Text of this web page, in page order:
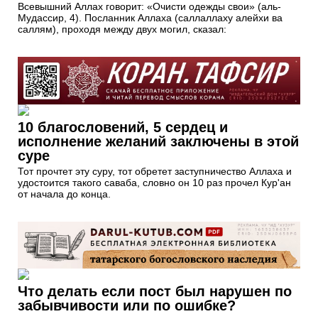
Всевышний Аллах говорит: «Очисти одежды свои» (аль-
Мудассир, 4). Посланник Аллаха (саллаллаху алейхи ва
саллям), проходя между двух могил, сказал:
10 благословений, 5 сердец и
исполнение желаний заключены в этой
суре
Тот прочтет эту суру, тот обретет заступничество Аллаха и
удостоится такого саваба, словно он 10 раз прочел Кур'ан
от начала до конца.
Что делать если пост был нарушен по
забывчивости или по ошибке?